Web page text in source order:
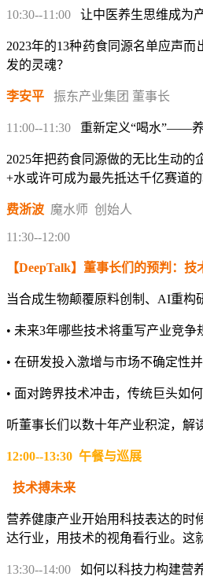
10:30--11:00 让中医养生思维成为
2023年的13种药食同源名单应声而
发的灵魂？
李安平 振东产业集团 董事长
11:00--11:30 重新定义“喝水”——
2025年把药食同源做的无比生动的
+水或许可成为最先抵达千亿赛道
费浙波 魔水师 创始人
11:30--12:00
【DeepTalk】 董事长们 的预判：技
当合成生物颠覆原料创制、AI重构
• 未来3年哪些技术将重写产业竞争
• 在研发投入激增与市场不确定性
• 面对跨界技术冲击，传统巨头如
听董事长们以数十年产业积淀，解
12:00--13:30 午餐与巡展
技术搏未来
营养健康产业开始用科技表达的时
达行业，用技术的视角看行业。这
13:30--14:00 如何以科技力构建营